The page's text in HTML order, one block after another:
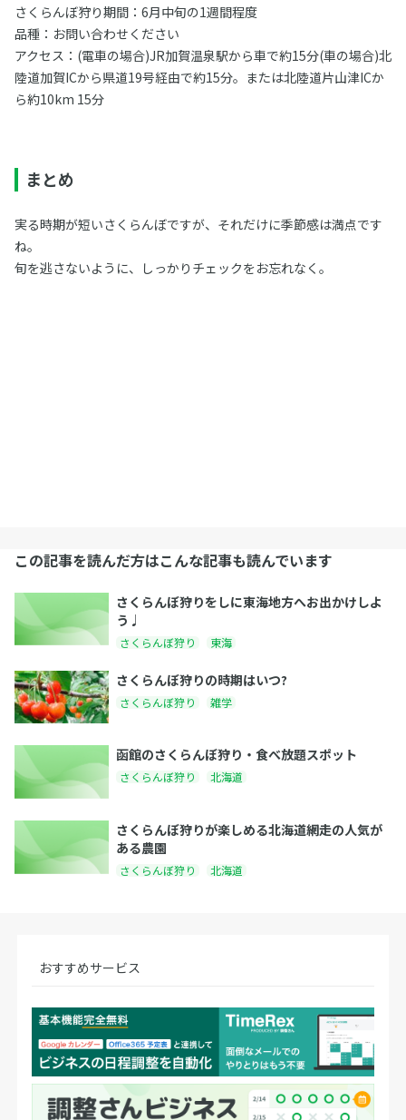
さくらんぼ狩り期間：6月中旬の1週間程度
品種：お問い合わせください
アクセス：(電車の場合)JR加賀温泉駅から車で約15分(車の場合)北
陸道加賀ICから県道19号経由で約15分。または北陸道片山津ICか
ら約10km 15分
まとめ
実る時期が短いさくらんぼですが、それだけに季節感は満点です
ね。
旬を逃さないように、しっかりチェックをお忘れなく。
この記事を読んだ方はこんな記事も読んでいます
さくらんぼ狩りをしに東海地方へお出かけしよ
う♩
さくらんぼ狩り 東海
さくらんぼ狩りの時期はいつ?
さくらんぼ狩り 雑学
函館のさくらんぼ狩り・食べ放題スポット
さくらんぼ狩り 北海道
さくらんぼ狩りが楽しめる北海道網走の人気が
ある農園
さくらんぼ狩り 北海道
おすすめサービス